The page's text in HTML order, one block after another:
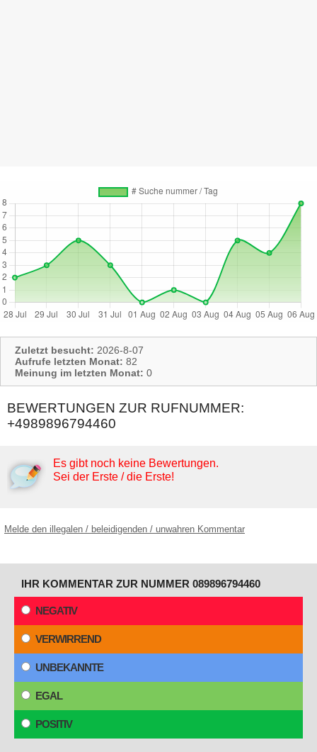
Zuletzt besucht: 2026-8-07
Aufrufe letzten Monat: 82
Meinung im letzten Monat: 0
BEWERTUNGEN ZUR RUFNUMMER:
+4989896794460
Es gibt noch keine Bewertungen.
Sei der Erste / die Erste!
Melde den illegalen / beleidigenden / unwahren Kommentar
IHR KOMMENTAR ZUR NUMMER 089896794460
NEGATIV
VERWIRREND
UNBEKANNTE
EGAL
POSITIV